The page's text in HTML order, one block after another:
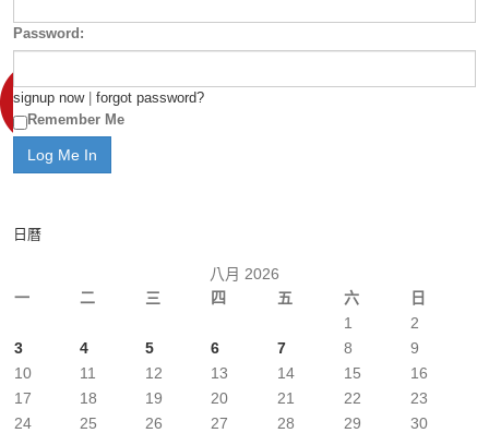
Password:
signup now| forgot password?
Remember Me
日曆
八月 2026
一
二 三 四 五 六 日
1
2
3
4 5 6 7 8
9
10
11 12 13 14 15
16
17
18 19 20 21 22
23
24
25 26 27 28 29
30